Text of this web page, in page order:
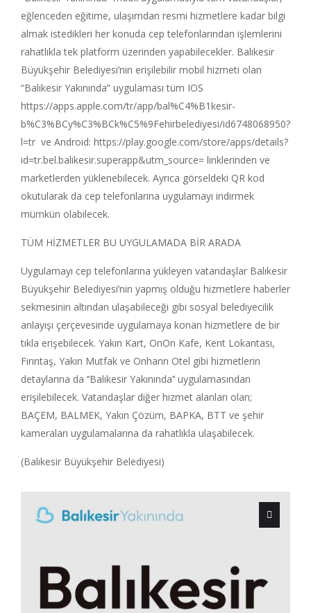
eğlenceden eğitime, ulaşımdan resmi hizmetlere kadar bilgi
almak istedikleri her konuda cep telefonlarından işlemlerini
rahatlıkla tek platform üzerinden yapabilecekler. Balıkesir
Büyükşehir Belediyesi’nin erişilebilir mobil hizmeti olan
“Balıkesir Yakınında” uygulaması tüm IOS
https://apps.apple.com/tr/app/bal%C4%B1kesir-
b%C3%BCy%C3%BCk%C5%9Fehirbelediyesi/id6748068950?
l=tr ve Android: https://play.google.com/store/apps/details?
id=tr.bel.balikesir.superapp&utm_source= linklerinden ve
marketlerden yüklenebilecek. Ayrıca görseldeki QR kod
okutularak da cep telefonlarına uygulamayı indirmek
mümkün olabilecek.
TÜM HİZMETLER BU UYGULAMADA BİR ARADA
Uygulamayı cep telefonlarına yükleyen vatandaşlar Balıkesir
Büyükşehir Belediyesi’nin yapmış olduğu hizmetlere haberler
sekmesinin altından ulaşabileceği gibi sosyal belediyecilik
anlayışı çerçevesinde uygulamaya konan hizmetlere de bir
tıkla erişebilecek. Yakın Kart, OnOn Kafe, Kent Lokantası,
Fırıntaş, Yakın Mutfak ve Onhann Otel gibi hizmetlerin
detaylarına da ‘‘Balıkesir Yakınında’’ uygulamasından
erişilebilecek. Vatandaşlar diğer hizmet alanları olan;
BAÇEM, BALMEK, Yakın Çözüm, BAPKA, BTT ve şehir
kameraları uygulamalarına da rahatlıkla ulaşabilecek.
(Balıkesir Büyükşehir Belediyesi)